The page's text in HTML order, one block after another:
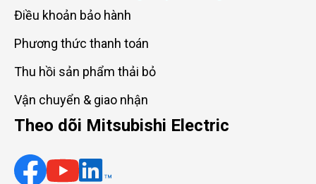
Điều khoản bảo hành
Phương thức thanh toán
Thu hồi sản phẩm thải bỏ
Vận chuyển & giao nhận
Theo dõi Mitsubishi Electric